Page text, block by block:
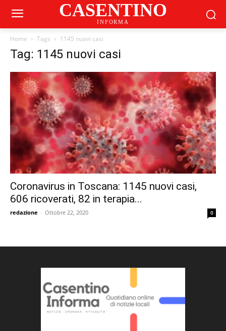
CASENTINO
INFORMA
Home Tags 1145 nuovi casi
Tag: 1145 nuovi casi
Coronavirus in Toscana: 1145 nuovi casi,
606 ricoverati, 82 in terapia...
redazione - Ottobre 22, 2020 0